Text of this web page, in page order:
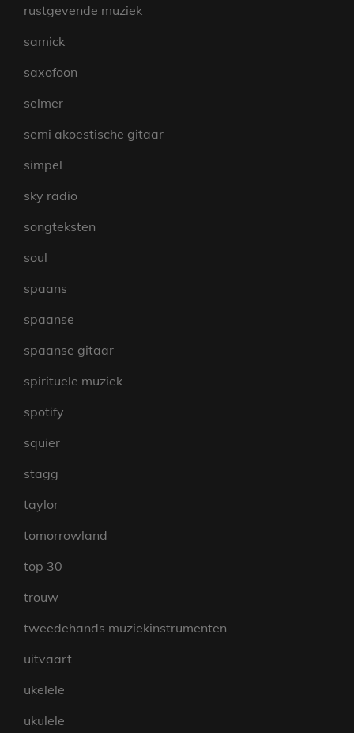
rustgevende muziek
samick
saxofoon
selmer
semi akoestische gitaar
simpel
sky radio
songteksten
soul
spaans
spaanse
spaanse gitaar
spirituele muziek
spotify
squier
stagg
taylor
tomorrowland
top 30
trouw
tweedehands muziekinstrumenten
uitvaart
ukelele
ukulele